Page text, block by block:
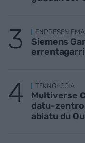
ENPRESEN
Siemens
TEKNOLOGIA
Multiverse
datu-
abiatu du